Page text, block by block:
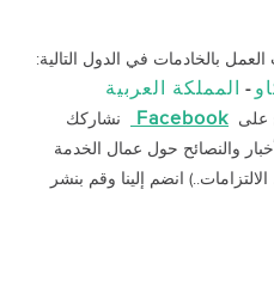
- المملكة العربية
Facebook
نشاركك
والنصائح حول عمال الخدمة
انضم إلينا وقم بنشر